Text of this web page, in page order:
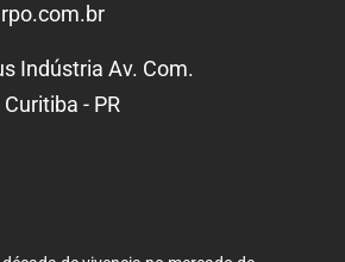
Indústria Av. Com.
- PR